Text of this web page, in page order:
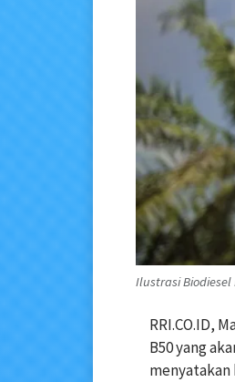
Ilustrasi Biodiesel
RRI.CO.ID,
B50 yang